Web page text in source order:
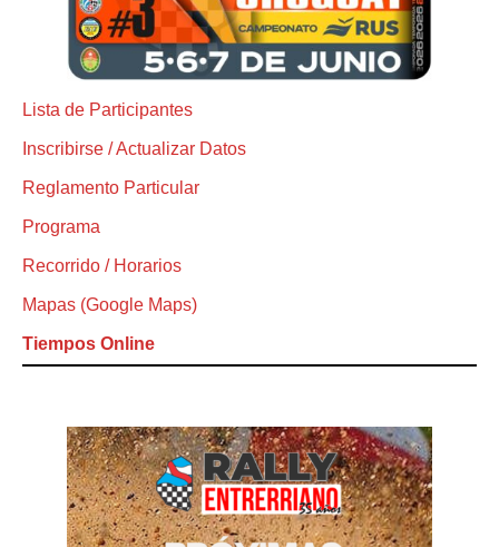
Lista de Participantes
Inscribirse / Actualizar Datos
Reglamento Particular
Programa
Recorrido / Horarios
Mapas (Google Maps)
Tiempos Online